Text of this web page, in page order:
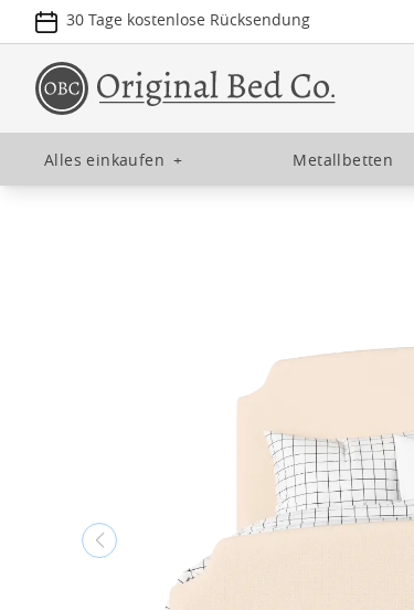
30 Tage kostenlose Rücksendung
Alles einkaufen + Metallbetten